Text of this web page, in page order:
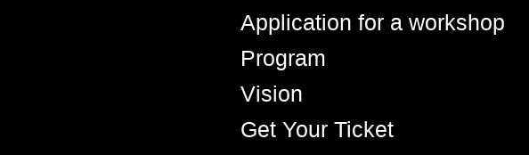
Application for a workshop
Program
Vision
Get Your Ticket